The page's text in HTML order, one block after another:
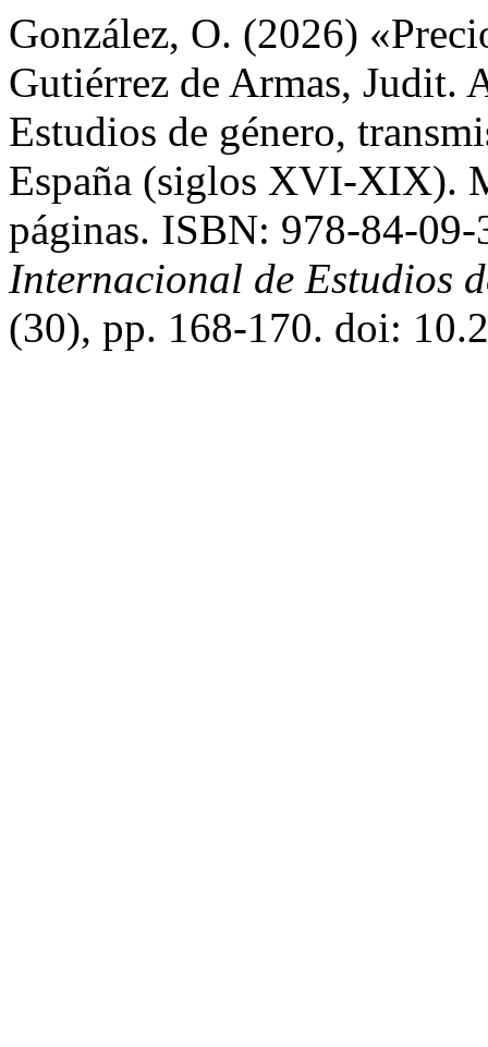
González, O. (2026)
Gutiérrez de Armas, Judit.
Estudios de género,
España (siglos XVI-XIX).
páginas. ISBN: 978-84-
Internacional de Estudios
(30), pp. 168-170. doi: